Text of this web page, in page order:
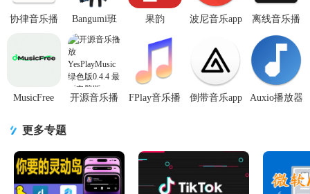
协律音乐播
安卓最新
Bangumi班
固米app安卓
版(Bangumi
for Andro
果韵
开源音乐软
件v1.0.9 最
新手机版
波尼音乐app
载1.0.0最新
版
离线音乐播
放器
安卓
MusicFree
(插件音乐播
放器)v0.6.
开源音乐播
最新
FPlay音乐播
倒带音乐app
Auxio播放器
更多专题